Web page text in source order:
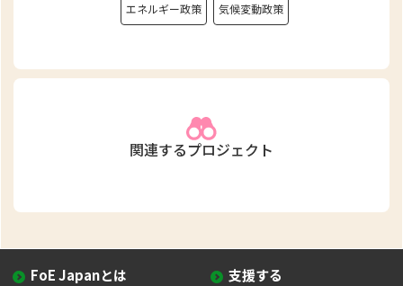
エネルギー政策 気候変動政策
関連するプロジェクト
FoE Japanとは 支援する